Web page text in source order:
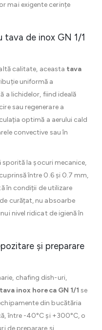
mai exigente cerințe
tava de inox GN 1/1
calitate, aceasta tava
uniformă a
a lichidelor, fiind ideală
sau regenerare a
optimă a aerului cald
convective sau în
la șocuri mecanice,
între 0.6 și 0.7 mm,
în condiții de utilizare
curățat, nu absoarbe
nivel ridicat de igienă în
și preparare
chafing dish-uri,
tava inox horeca GN 1/1 se
din bucătăria
între -40°C și +300°C, o
de preparare și